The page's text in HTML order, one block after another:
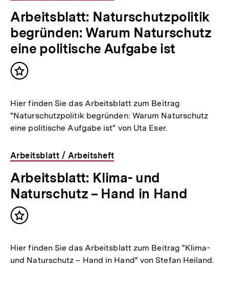
Arbeitsblatt: Naturschutzpolitik
begründen: Warum Naturschutz
eine politische Aufgabe ist
Inhalt
Hier finden Sie das Arbeitsblatt zum Beitrag
"Naturschutzpolitik begründen: Warum Naturschutz
eine politische Aufgabe ist" von Uta Eser.
Arbeitsblatt / Arbeitsheft
Arbeitsblatt: Klima- und
Naturschutz – Hand in Hand
Inhalt
Hier finden Sie das Arbeitsblatt zum Beitrag "Klima-
und Naturschutz – Hand in Hand" von Stefan Heiland.